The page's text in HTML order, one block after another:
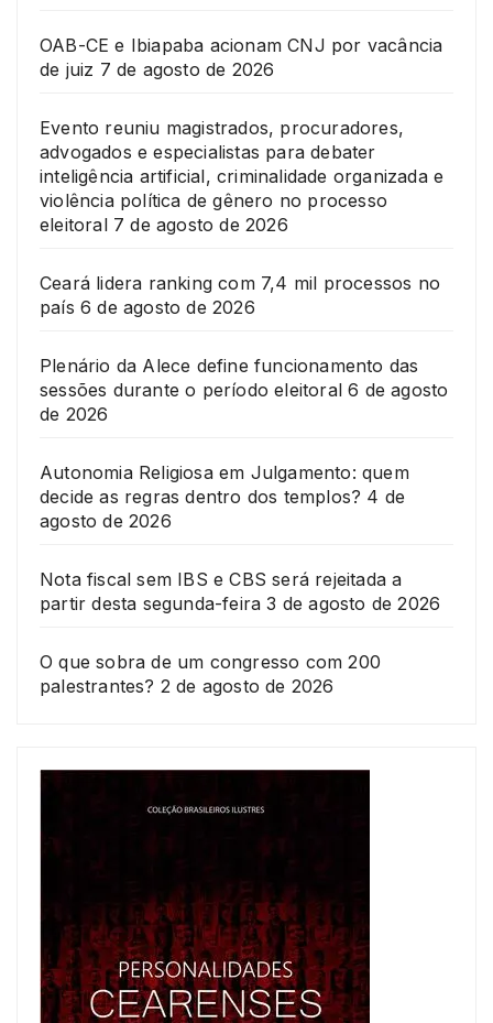
OAB-CE e Ibiapaba acionam CNJ por vacância
de juiz 7 de agosto de 2026
Evento reuniu magistrados, procuradores,
advogados e especialistas para debater
inteligência artificial, criminalidade organizada e
violência política de gênero no processo
eleitoral 7 de agosto de 2026
Ceará lidera ranking com 7,4 mil processos no
país 6 de agosto de 2026
Plenário da Alece define funcionamento das
sessões durante o período eleitoral 6 de agosto
de 2026
Autonomia Religiosa em Julgamento: quem
decide as regras dentro dos templos? 4 de
agosto de 2026
Nota fiscal sem IBS e CBS será rejeitada a
partir desta segunda-feira 3 de agosto de 2026
O que sobra de um congresso com 200
palestrantes? 2 de agosto de 2026